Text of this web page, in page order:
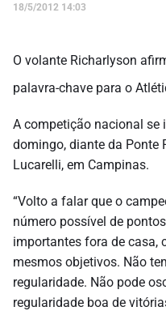
18/5/2012 14:03
O volante Richarlyson
palavra-chave para o
A competição nacional se
domingo, diante da Ponte
Lucarelli, em Campinas.
“Volto a falar que o
número possível de
importantes fora de casa,
mesmos objetivos. Não
regularidade. Não pode
regularidade boa de